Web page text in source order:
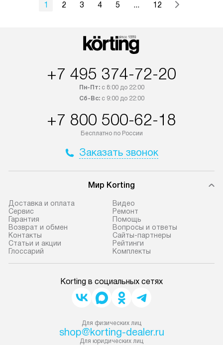
1 2 3 4 5 ... 12
+7 495 374-72-20
Пн-Пт:с 8:00 до 22:00
Сб-Вс:с 9:00 до 22:00
+7 800 500-62-18
Бесплатно по России
Заказать звонок
Мир Korting
Доставка и оплата
Сервис
Гарантия
Возврат и обмен
Контакты
Статьи и акции
Глоссарий
Видео
Ремонт
Помощь
Вопросы и ответы
Сайты-партнеры
Рейтинги
Комплекты
Korting в социальных сетях
Для физических лиц
shop@korting-dealer.ru
Для юридических лиц